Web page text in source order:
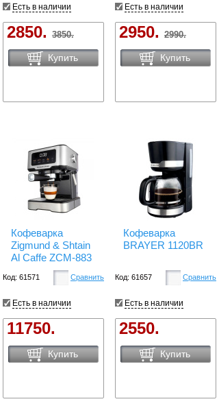
Есть в наличии
2850. 3850.
Купить
Есть в наличии
2950. 2990.
Купить
Кофеварка
Zigmund & Shtain
Al Caffe ZCM-883
Код: 61571 Сравнить
Есть в наличии
11750.
Купить
Кофеварка
BRAYER 1120BR
Код: 61657 Сравнить
Есть в наличии
2550.
Купить